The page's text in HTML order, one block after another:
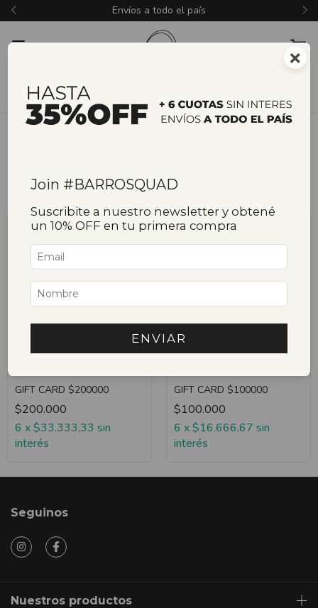
Envíos a todo el país
Ordenar
Filtrar
GIFT CARD $200000
$200.000
6 x$33.333,33 sin
interés
GIFT CARD $100000
$100.000
6 x$16.666,67 sin
interés
Seguinos
Nuestros productos
×
Join #BARROSQUAD
Suscribite a nuestro newsletter y obtené
un 10% OFF en tu primera compra
ENVIAR